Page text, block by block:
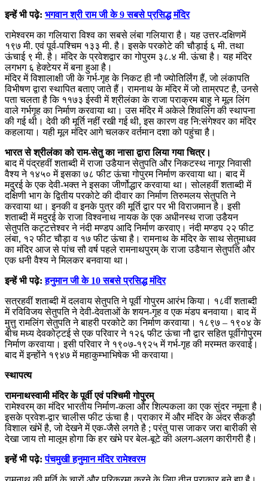
इन्हें भी पढ़े: भगवान श्री राम जी के 9 सबसे प्रसिद्ध मंदिर
रामेश्वरम का गलियारा विश्व का सबसे लंबा गलियारा है। यह उत्तर-दक्षिणमें
१९७ मी. एवं पूर्व-पश्चिम १३३ मी. है। इसके परकोटे की चौड़ाई ६ मी. तथा
ऊंचाई ९ मी. है। मंदिर के प्रवेशद्वार का गोपुरम ३८.४ मी. ऊंचा है। यह मंदिर
लगभग ६ हेक्टेयर में बना हुआ है।
मंदिर में विशालाक्षी जी के गर्भ-गृह के निकट ही नौ ज्योतिर्लिंग हैं, जो लंकापति
विभीषण द्वारा स्थापित बताए जाते हैं। रामनाथ के मंदिर में जो ताम्रपट है, उनसे
पता चलता है कि ११७३ ईस्वी में श्रीलंका के राजा पराक्रम बाहु ने मूल लिंग
वाले गर्भगृह का निर्माण करवाया था। उस मंदिर में अकेले शिवलिंग की स्थापना
की गई थी। देवी की मूर्ति नहीं रखी गई थी, इस कारण वह नि:संगेश्वर का मंदिर
कहलाया। यही मूल मंदिर आगे चलकर वर्तमान दशा को पहुंचा है।
भारत से श्रीलंका को राम-सेतु का नासा द्वारा लिया गया चित्र।
बाद में पंद्रहवीं शताब्दी में राजा उडैयान सेतुपति और निकटस्थ नागूर निवासी
वैश्य ने १४५० में इसका ७८ फीट ऊंचा गोपुरम निर्माण करवाया था। बाद में
मदुरई के एक देवी-भक्त ने इसका जीर्णोद्धार करवाया था। सोलहवीं शताब्दी में
दक्षिणी भाग के द्वितीय परकोटे की दीवार का निर्माण तिरुमलय सेतुपति ने
करवाया था। इनकी व इनके पुत्र की मूर्ति द्वार पर भी विराजमान है। इसी
शताब्दी में मदुरई के राजा विश्वनाथ नायक के एक अधीनस्थ राजा उडैयन
सेतुपति कट्टत्तेश्वर ने नंदी मण्डप आदि निर्माण करवाए। नंदी मण्डप २२ फीट
लंबा, १२ फीट चौड़ा व १७ फीट ऊंचा है। रामनाथ के मंदिर के साथ सेतुमाधव
का मंदिर आज से पांच सौ वर्ष पहले रामनाथपुरम् के राजा उडैयान सेतुपति और
एक धनी वैश्य ने मिलकर बनवाया था।
इन्हें भी पढ़े:हनुमान जी के 10 सबसे प्रसिद्ध मंदिर
सत्रहवीं शताब्दी में दलवाय सेतुपति ने पूर्वी गोपुरम आरंभ किया। १८वीं शताब्दी
में रविविजय सेतुपति ने देवी-देवताओं के शयन-गृह व एक मंडप बनवाया। बाद में
मुत्तु रामलिंग सेतुपति ने बाहरी परकोटे का निर्माण करवाया। १८९७ – १९०४ के
बीच मध्य देवकोट्टई से एक परिवार ने १२६ फीट ऊंचा नौ द्वार सहित पूर्वीगोपुरम
निर्माण करवाया। इसी परिवार ने १९०७-१९२५ में गर्भ-गृह की मरम्मत करवाई।
बाद में इन्होंने १९४७ में महाकुम्भाभिषेक भी करवाया।
स्थापत्य
रामनाथस्वामी मंदिर के पूर्वी एवं पश्चिमी गोपुरम्
रामेश्वरम् का मंदिर भारतीय निर्माण-कला और शिल्पकला का एक सुंदर नमूना है।
इसके प्रवेश-द्वार चालीस फीट ऊंचा है। प्राकार में और मंदिर के अंदर सैकड़ौ
विशाल खंभें है, जो देखने में एक-जैसे लगते है ; परंतु पास जाकर जरा बारीकी से
देखा जाय तो मालूम होगा कि हर खंभे पर बेल-बूटे की अलग-अलग कारीगरी है।
इन्हें भी पढ़े:पंचमुखी हनुमान मंदिर रामेश्वरम